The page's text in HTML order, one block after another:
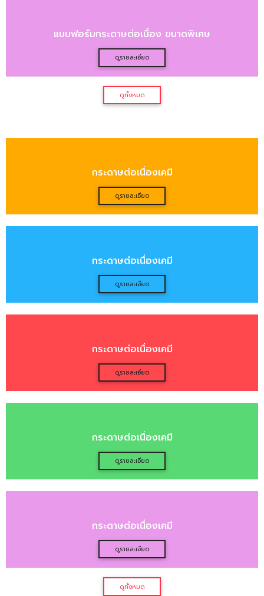
แบบฟอร์มกระดาษต่อเนื่อง ขนาดพิเศษ
แบบฟอร์มกระดาษต่อเนื่อง ขนาดพิเศษ
ดูรายละเอียด
กระดาษเคมี สลิปเงินเดือน
กระดาษต่อเนื่องเคมี
ดูรายละเอียด
กระดาษต่อเนื่องเคมี
ดูรายละเอียด
กระดาษต่อเนื่องเคมี
ดูรายละเอียด
กระดาษต่อเนื่องเคมี